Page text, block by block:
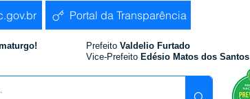
Portal da Transparência
Prefeito Valdelio Furtado
Vice-Prefeito Edésio Matos dos Santos